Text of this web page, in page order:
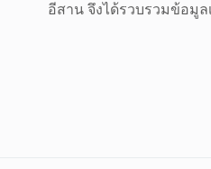
อีสาน จึงได้รวบรวมข้อมูล